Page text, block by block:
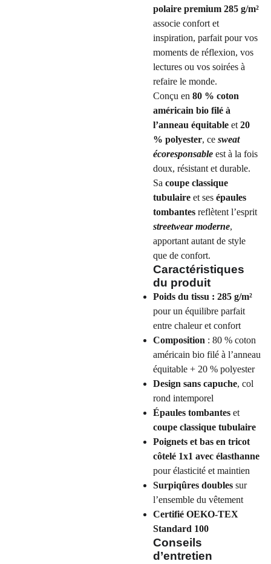
polaire premium 285 g/m²
associe confort et
inspiration, parfait pour vos
moments de réflexion, vos
lectures ou vos soirées à
refaire le monde.
Conçu en 80 % coton
américain bio filé à
l’anneau équitable et 20
% polyester, ce sweat
écoresponsable est à la fois
doux, résistant et durable.
Sa coupe classique
tubulaire et ses épaules
tombantes reflètent l’esprit
streetwear moderne,
apportant autant de style
que de confort.
Caractéristiques
du produit
Poids du tissu : 285 g/m²
pour un équilibre parfait
entre chaleur et confort
Composition : 80 % coton
américain bio filé à l’anneau
équitable + 20 % polyester
Design sans capuche, col
rond intemporel
Épaules tombantes et
coupe classique tubulaire
Poignets et bas en tricot
côtelé 1x1 avec élasthanne
pour élasticité et maintien
Surpiqûres doubles sur
l’ensemble du vêtement
Certifié OEKO-TEX
Standard 100
Conseils
d’entretien